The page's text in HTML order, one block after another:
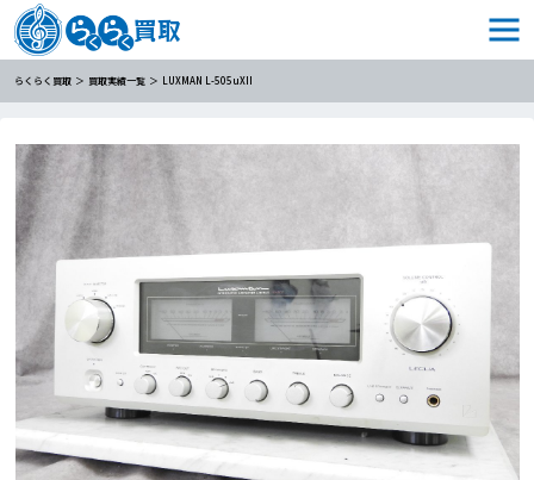
らくらく買取 買取実績一覧 LUXMAN L-505uXII